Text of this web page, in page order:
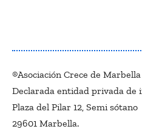
®Asociación Crece de Marbella
Declarada entidad privada de
Plaza del Pilar 12, Semi sótano
29601 Marbella.